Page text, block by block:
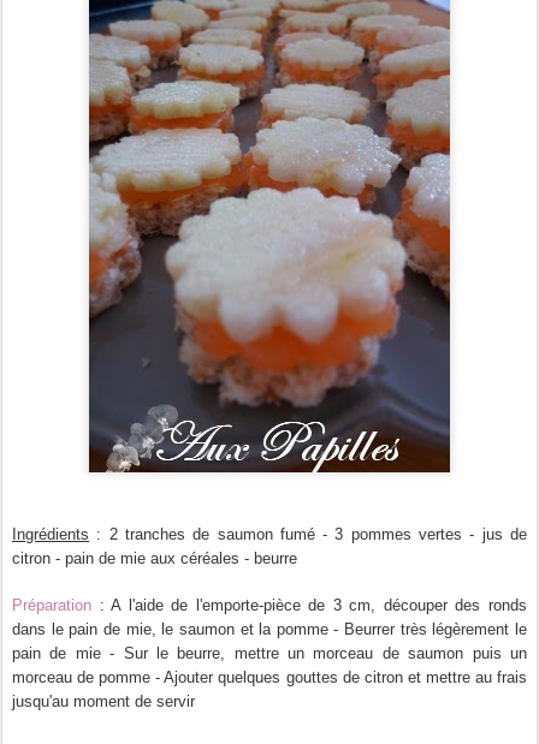
Ingrédients : 2 tranches de saumon fumé - 3 pommes vertes - jus de
citron - pain de mie aux céréales - beurre
Préparation : A l'aide de l'emporte-pièce de 3 cm, découper des ronds
dans le pain de mie, le saumon et la pomme - Beurrer très légèrement le
pain de mie - Sur le beurre, mettre un morceau de saumon puis un
morceau de pomme - Ajouter quelques gouttes de citron et mettre au frais
jusqu'au moment de servir